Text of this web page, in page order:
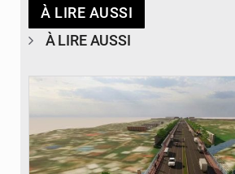
À LIRE AUSSI
À LIRE AUSSI